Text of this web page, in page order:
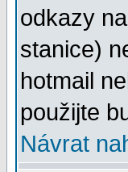
odkazy
stanice)
hotmail
použijte
Návrat